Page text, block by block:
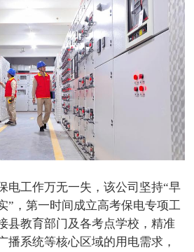
电工作万无一失，该公司坚持“早
”，第一时间成立高考保电专项工
县教育部门及各考点学校，精准
播系统等核心区域的用电需求，